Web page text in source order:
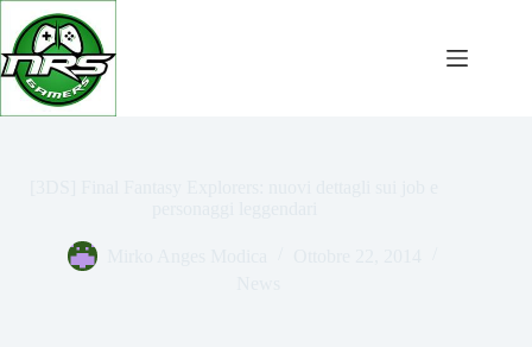
Salta
contenuto